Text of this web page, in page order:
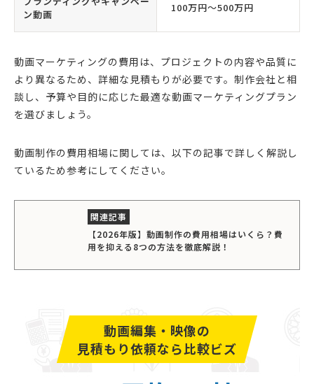
ン動画
100万円〜500万円
動画マーケティングの費用は、プロジェクトの内容や品質に
より異なるため、詳細な見積もりが必要です。制作会社と相
談し、予算や目的に応じた最適な動画マーケティングプラン
を選びましょう。
動画制作の費用相場に関しては、以下の記事で詳しく解説し
ているため参考にしてください。
【2026年版】動画制作の費用相場はいくら？費
用を抑える8つの方法を徹底解説！
動画編集・映像の
見積もり依頼なら比較ビズ